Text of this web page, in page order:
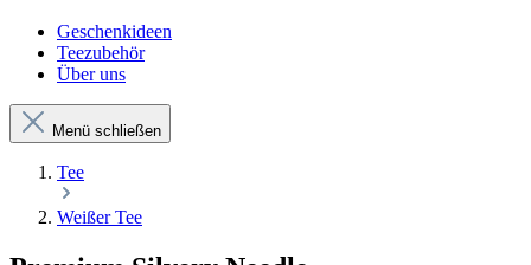
Geschenkideen
Teezubehör
Über uns
Menü schließen
Tee
Weißer Tee